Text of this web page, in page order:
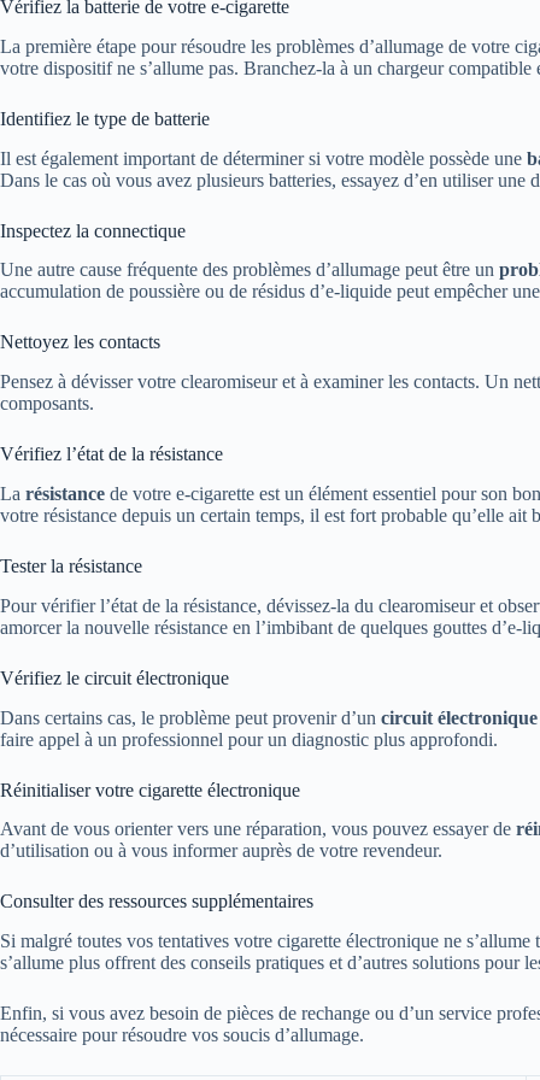
Vérifiez la batterie de votre e-cigarette
La première étape pour résoudre les problèmes d’allumage de votre
votre dispositif ne s’allume pas. Branchez-la à un chargeur
Identifiez le type de batterie
Il est également important de déterminer si votre modèle possède une
Dans le cas où vous avez plusieurs batteries, essayez d’en utiliser
Inspectez la connectique
Une autre cause fréquente des problèmes d’allumage peut être un
accumulation de poussière ou de résidus d’e-liquide peut empêcher
Nettoyez les contacts
Pensez à dévisser votre clearomiseur et à examiner les contacts. Un
composants.
Vérifiez l’état de la résistance
La résistance de votre e-cigarette est un élément essentiel pour son
votre résistance depuis un certain temps, il est fort probable qu’elle ait
Tester la résistance
Pour vérifier l’état de la résistance, dévissez-la du clearomiseur et
amorcer la nouvelle résistance en l’imbibant de quelques gouttes d’e-
Vérifiez le circuit électronique
Dans certains cas, le problème peut provenir d’un circuit
faire appel à un professionnel pour un diagnostic plus approfondi.
Réinitialiser votre cigarette électronique
Avant de vous orienter vers une réparation, vous pouvez essayer de
d’utilisation ou à vous informer auprès de votre revendeur.
Consulter des ressources supplémentaires
Si malgré toutes vos tentatives votre cigarette électronique ne
s’allume plus offrent des conseils pratiques et d’autres solutions pour
Enfin, si vous avez besoin de pièces de rechange ou d’un service
nécessaire pour résoudre vos soucis d’allumage.